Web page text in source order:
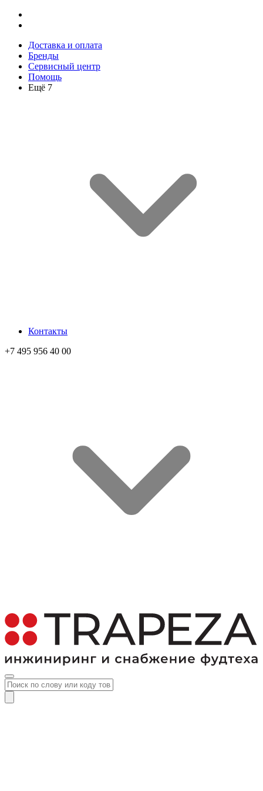
Доставка и оплата
Бренды
Сервисный центр
Помощь
Ещё 7
Контакты
+7 495 956 40 00